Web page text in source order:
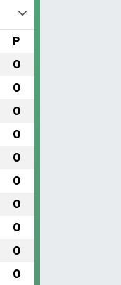
P
0
0
0
0
0
0
0
0
0
0